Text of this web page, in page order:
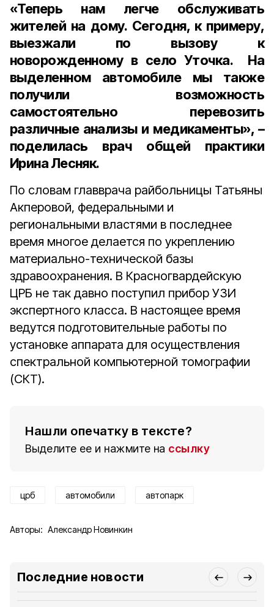
«Теперь нам легче обслуживать
жителей на дому. Сегодня, к примеру,
выезжали по вызову к
новорожденному в село Уточка. На
выделенном автомобиле мы также
получили возможность
самостоятельно перевозить
различные анализы и медикаменты», –
поделилась врач общей практики
Ирина Лесняк.
По словам главврача райбольницы Татьяны
Акперовой, федеральными и
региональными властями в последнее
время многое делается по укреплению
материально-технической базы
здравоохранения. В Красногвардейскую
ЦРБ не так давно поступил прибор УЗИ
экспертного класса. В настоящее время
ведутся подготовительные работы по
установке аппарата для осуществления
спектральной компьютерной томографии
(СКТ).
Нашли опечатку в тексте?
Выделите ее и нажмите на ссылку
црб автомобили автопарк
Авторы: Александр Новинкин
Последние новости